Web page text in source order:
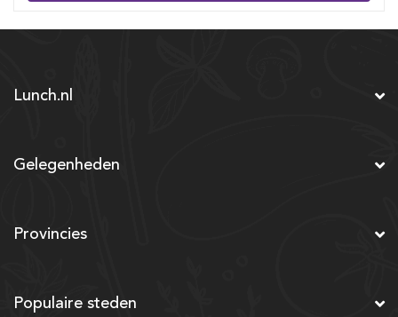
Lunch.nl
Gelegenheden
Provincies
Populaire steden